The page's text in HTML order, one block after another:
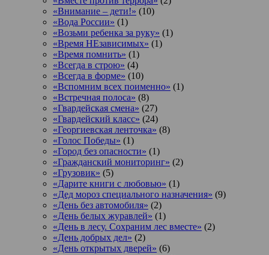
«Внимание – дети!» (10)
«Вода России» (1)
«Возьми ребенка за руку» (1)
«Время НЕзависимых» (1)
«Время помнить» (1)
«Всегда в строю» (4)
«Всегда в форме» (10)
«Вспомним всех поименно» (1)
«Встречная полоса» (8)
«Гвардейская смена» (27)
«Гвардейский класс» (24)
«Георгиевская ленточка» (8)
«Голос Победы» (1)
«Город без опасности» (1)
«Гражданский мониторинг» (2)
«Грузовик» (5)
«Дарите книги с любовью» (1)
«Дед мороз специального назначения» (9)
«День без автомобиля» (2)
«День белых журавлей» (1)
«День в лесу. Сохраним лес вместе» (2)
«День добрых дел» (2)
«День открытых дверей» (6)